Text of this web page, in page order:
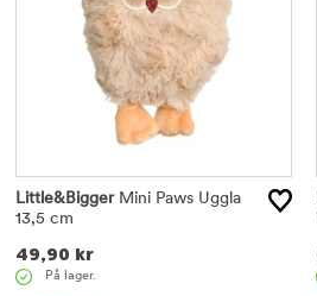
Little&BiggerMini Paws Uggla
13,5 cm
49,90 kr
På lager.